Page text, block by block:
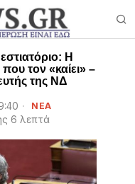
Η
τον «καίει» –
της ΝΔ
ΝΕΑ
6 λεπτά